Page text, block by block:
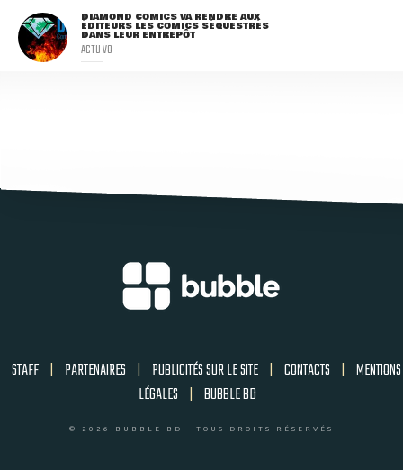
DIAMOND COMICS VA RENDRE AUX
ÉDITEURS LES COMICS SÉQUESTRÉS
DANS LEUR ENTREPÔT
ACTU VO
STAFF | PARTENAIRES | PUBLICITÉS SUR LE SITE | CONTACTS | MENTIONS
LÉGALES | BUBBLE BD
© 2026 BUBBLE BD - TOUS DROITS RÉSERVÉS